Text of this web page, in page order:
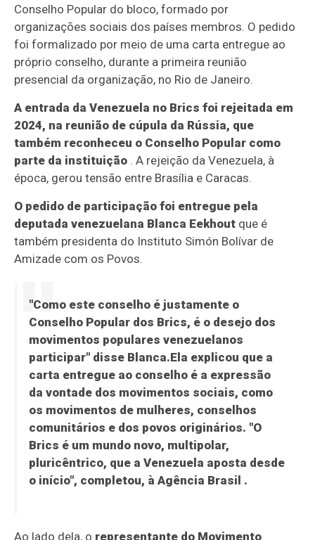
Conselho Popular do bloco, formado por
organizações sociais dos países membros. O pedido
foi formalizado por meio de uma carta entregue ao
próprio conselho, durante a primeira reunião
presencial da organização, no Rio de Janeiro.
A entrada da Venezuela no Brics foi rejeitada em
2024, na reunião de cúpula da Rússia, que
também reconheceu o Conselho Popular como
parte da instituição . A rejeição da Venezuela, à
época, gerou tensão entre Brasília e Caracas.
O pedido de participação foi entregue pela
deputada venezuelana Blanca Eekhout que é
também presidenta do Instituto Simón Bolívar de
Amizade com os Povos.
"Como este conselho é justamente o
Conselho Popular dos Brics, é o desejo dos
movimentos populares venezuelanos
participar" disse Blanca.Ela explicou que a
carta entregue ao conselho é a expressão
da vontade dos movimentos sociais, como
os movimentos de mulheres, conselhos
comunitários e dos povos originários. "O
Brics é um mundo novo, multipolar,
pluricêntrico, que a Venezuela aposta desde
o início", completou, à Agência Brasil .
Ao lado dela, o representante do Movimento